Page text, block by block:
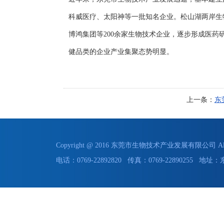
科威医疗、太阳神等一批知名企业。松山湖两岸
博鸿集团等200余家生物技术企业，逐步形成医
健品类的企业产业集聚态势明显。
上一条： 东
Copyright @ 2016 东莞市生物技术产业发展有限公
电话：0769-22892820 传真：0769-22890255 地址